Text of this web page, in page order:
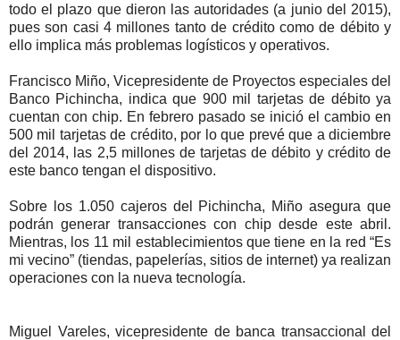
todo el plazo que dieron las autoridades (a junio del 2015),
pues son casi 4 millones tanto de crédito como de débito y
ello implica más problemas logísticos y operativos.
Francisco Miño, Vicepresidente de Proyectos especiales del
Banco Pichincha, indica que 900 mil tarjetas de débito ya
cuentan con chip. En febrero pasado se inició el cambio en
500 mil tarjetas de crédito, por lo que prevé que a diciembre
del 2014, las 2,5 millones de tarjetas de débito y crédito de
este banco tengan el dispositivo.
Sobre los 1.050 cajeros del Pichincha, Miño asegura que
podrán generar transacciones con chip desde este abril.
Mientras, los 11 mil establecimientos que tiene en la red “Es
mi vecino” (tiendas, papelerías, sitios de internet) ya realizan
operaciones con la nueva tecnología.
Miguel Vareles, vicepresidente de banca transaccional del